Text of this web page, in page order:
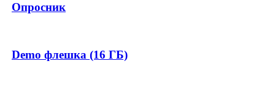
Опросник
Demo флешка (16 ГБ)